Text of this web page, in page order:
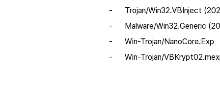
-
Trojan/Win32.VBInject
-
Malware/Win32.Generic
-
Win-Trojan/NanoCore.Exp
-
Win-Trojan/